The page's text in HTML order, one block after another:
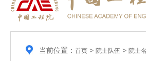
当前位置： 首页> 院士队伍 > 院士